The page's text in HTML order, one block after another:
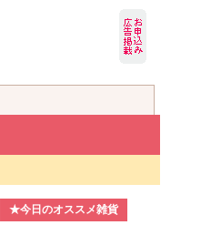
★今日のオススメ雑貨